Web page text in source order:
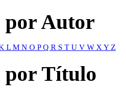
por Autor
L M N O PQ R S T U V W XY Z
por Título